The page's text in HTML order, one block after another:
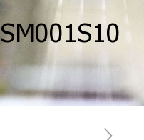
SM001S10